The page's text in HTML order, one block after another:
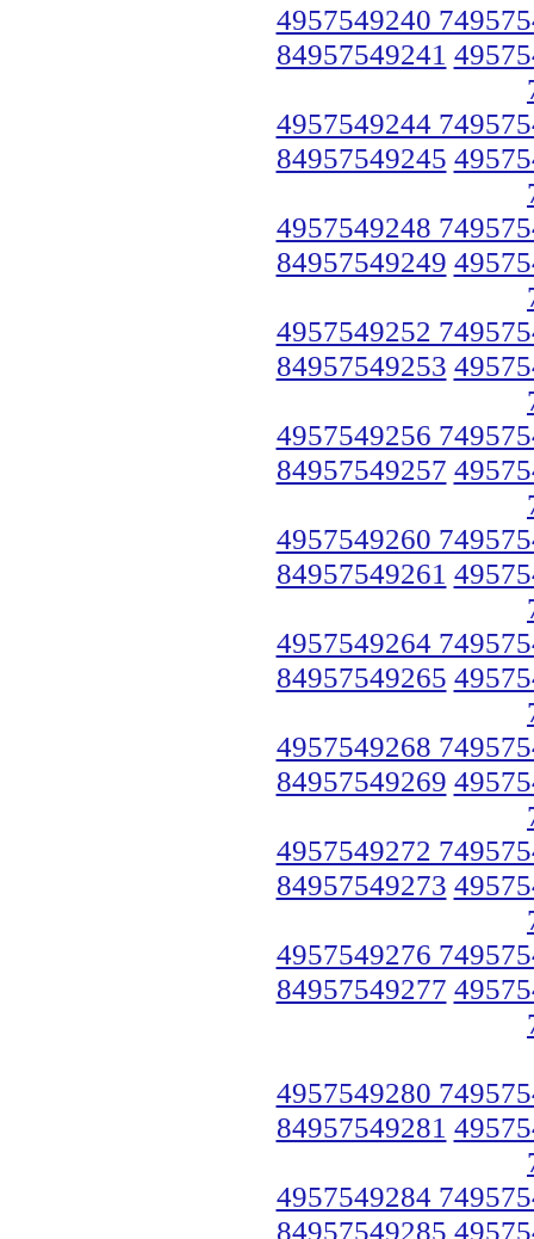
4957549240
84957549241
4957549244
84957549245
4957549248
84957549249
4957549252
84957549253
4957549256
84957549257
4957549260
84957549261
4957549264
84957549265
4957549268
84957549269
4957549272
84957549273
4957549276
84957549277
4957549280
84957549281
4957549284
84957549285